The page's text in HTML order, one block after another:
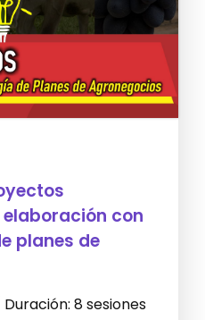
con
planes de
8 sesiones